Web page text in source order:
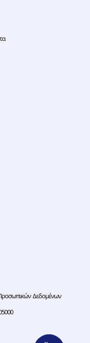
Δεδομένων